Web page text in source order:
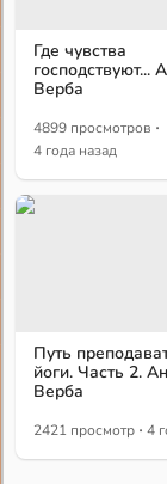
Где чувства
господствуют...
Верба
4899 просмотров ·
4 года назад
Путь
йоги. Часть 2.
Верба
2421 просмотр · 4